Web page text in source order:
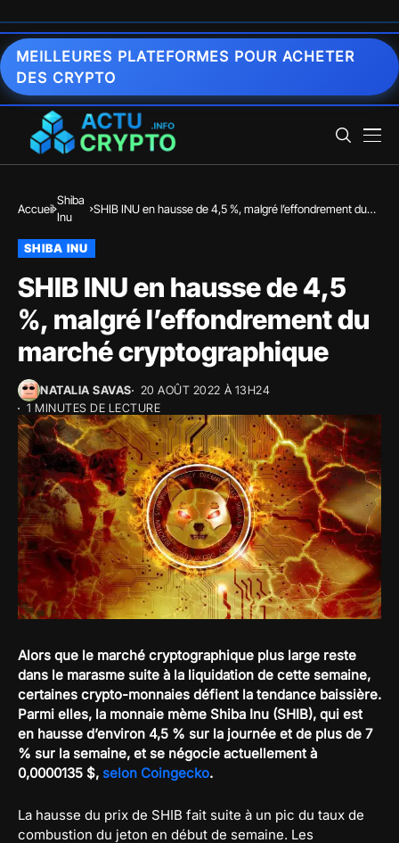
MEILLEURES PLATEFORMES POUR ACHETER
DES CRYPTO
Accueil
Shiba
Inu
SHIB INU en hausse de 4,5 %, malgré l’effondrement du
SHIBA INU
SHIB INU en hausse de 4,5
%, malgré l’effondrement du
marché cryptographique
NATALIA SAVAS
20 AOÛT 2022 À 13H24
1 MINUTES DE LECTURE
Alors que le marché cryptographique plus large reste
dans le marasme suite à la liquidation de cette semaine,
certaines crypto-monnaies défient la tendance baissière.
Parmi elles, la monnaie mème Shiba Inu (SHIB), qui est
en hausse d’environ 4,5 % sur la journée et de plus de 7
% sur la semaine, et se négocie actuellement à
0,0000135 $, selon Coingecko.
La hausse du prix de SHIB fait suite à un pic du taux de
combustion du jeton en début de semaine. Les